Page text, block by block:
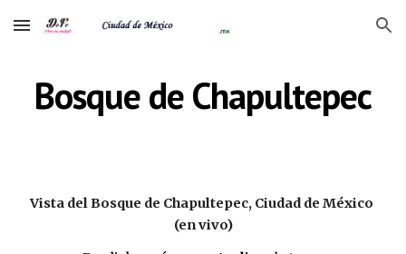
Skip to main content Skip to navigation
Bosque de Chapultepec
Vista del Bosque de Chapultepec, Ciudad de México
(en vivo)